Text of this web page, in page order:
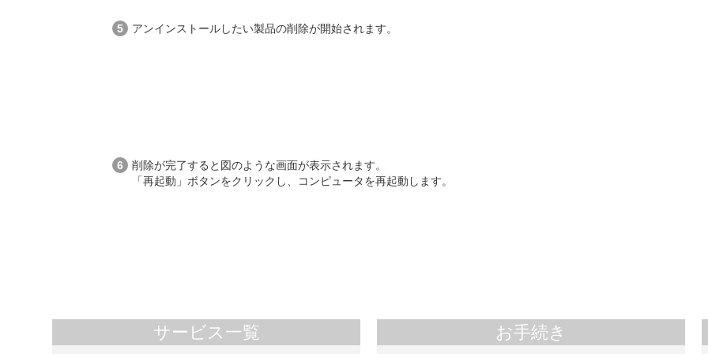
アンインストールしたい製品の削除が開始されます。
削除が完了すると図のような画面が表示されます。
「再起動」ボタンをクリックし、コンピュータを再起動します。
サービス一覧 お手続き